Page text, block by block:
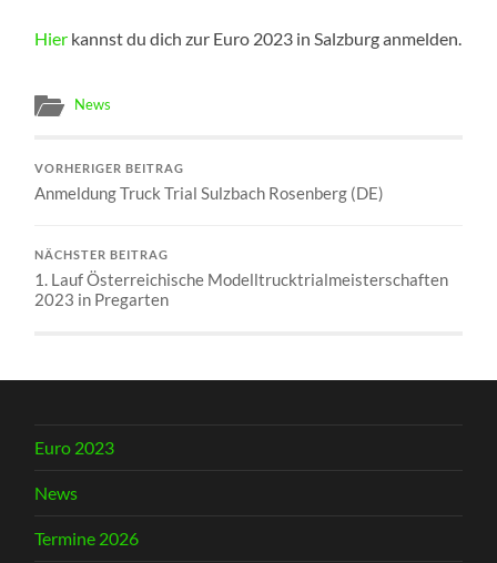
Hier kannst du dich zur Euro 2023 in Salzburg anmelden.
News
VORHERIGER BEITRAG
Anmeldung Truck Trial Sulzbach Rosenberg (DE)
NÄCHSTER BEITRAG
1. Lauf Österreichische Modelltrucktrialmeisterschaften
2023 in Pregarten
Euro 2023
News
Termine 2026